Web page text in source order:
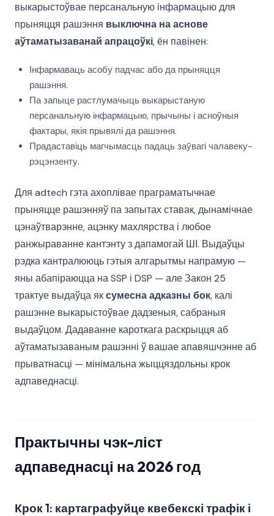
выкарыстоўвае персанальную інфармацыю для
прыняцця рашэння выключна на аснове
аўтаматызаванай апрацоўкі, ён павінен:
Інфармаваць асобу падчас або да прыняцця
рашэння.
Па запыце растлумачыць выкарыстаную
персанальную інфармацыю, прычыны і асноўныя
фактары, якія прывялі да рашэння.
Прадаставіць магчымасць падаць заўвагі чалавеку-
рэцэнзенту.
Для adtech гэта ахоплівае праграматычнае
прыняцце рашэнняў па запытах ставак, дынамічнае
цэнаўтварэнне, ацэнку махлярства і любое
ранжыраванне кантэнту з дапамогай ШІ. Выдаўцы
рэдка кантралююць гэтыя алгарытмы напрамую —
яны абапіраюцца на SSP і DSP — але Закон 25
трактуе выдаўца яксумесна адказны бок, калі
рашэнне выкарыстоўвае дадзеныя, сабраныя
выдаўцом. Дадаванне кароткага раскрыцця аб
аўтаматызаваным рашэнні ў вашае апавяшчэнне аб
прыватнасці — мінімальна жыццяздольны крок
адпаведнасці.
Практычны чэк-ліст
адпаведнасці на 2026 год
Крок 1: картаграфуйце квебекскі трафік і